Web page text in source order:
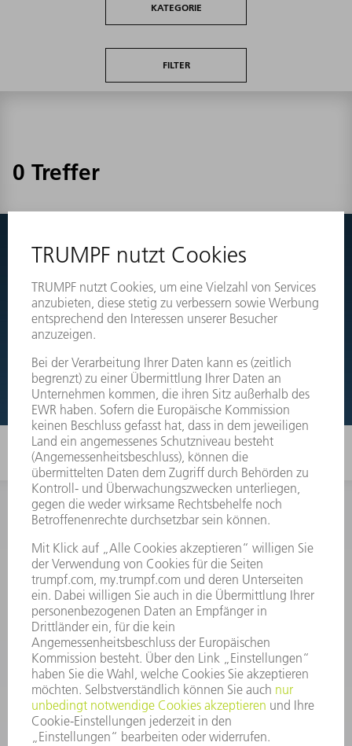
KATEGORIE
FILTER
0 Treffer
Nichts gefunden?
Wechseln Sie einfach zu den Explosionszeichnungen Ihrer
Maschinen und bestellen Sie das benötigte Teil direkt.
EXPLOSIONSZEICHNUNGEN
INFORMATION
Häufig gestellte Fragen
Allgemeine Geschäftsbedingungen
KONTAKT
After Sales
+43722160396550
Mo - Do: 08:00 -17:30 Uhr
Fr: 08:00 -16:30 Uhr
ersatzteile@at.trumpf.com